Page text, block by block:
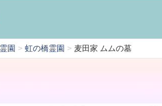
園 虹の橋霊園 麦田家 ムムの墓